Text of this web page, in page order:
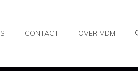
CONTACT OVER MDM